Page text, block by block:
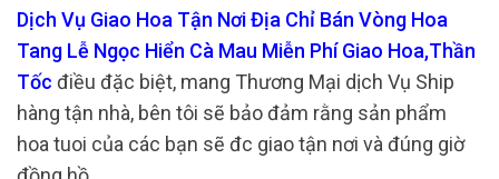
Dịch Vụ Giao Hoa Tận Nơi Địa Chỉ Bán Vòng Hoa
Tang Lễ Ngọc Hiển Cà Mau Miễn Phí Giao Hoa,Thần
Tốc điều đặc biệt, mang Thương Mại dịch Vụ Ship
hàng tận nhà, bên tôi sẽ bảo đảm rằng sản phẩm
hoa tuoi của các bạn sẽ đc giao tận nơi và đúng giờ